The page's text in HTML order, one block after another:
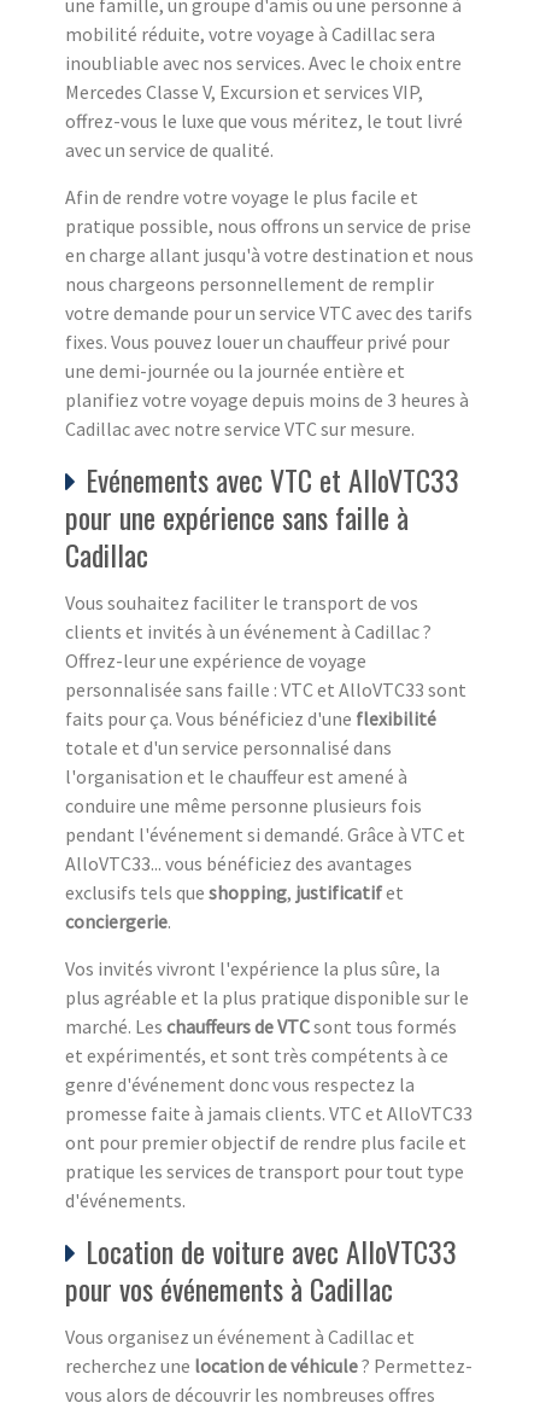
mobilité réduite, votre voyage à Cadillac sera
inoubliable avec nos services. Avec le choix entre
Mercedes Classe V, Excursion et services VIP,
offrez-vous le luxe que vous méritez, le tout livré
avec un service de qualité.
Afin de rendre votre voyage le plus facile et
pratique possible, nous offrons un service de prise
en charge allant jusqu'à votre destination et nous
nous chargeons personnellement de remplir
votre demande pour un service VTC avec des tarifs
fixes. Vous pouvez louer un chauffeur privé pour
une demi-journée ou la journée entière et
planifiez votre voyage depuis moins de 3 heures à
Cadillac avec notre service VTC sur mesure.
Evénements avec VTC et AlloVTC33
pour une expérience sans faille à
Cadillac
Vous souhaitez faciliter le transport de vos
clients et invités à un événement à Cadillac ?
Offrez-leur une expérience de voyage
personnalisée sans faille : VTC et AlloVTC33 sont
faits pour ça. Vous bénéficiez d'une flexibilité
totale et d'un service personnalisé dans
l'organisation et le chauffeur est amené à
conduire une même personne plusieurs fois
pendant l'événement si demandé. Grâce à VTC et
AlloVTC33... vous bénéficiez des avantages
exclusifs tels que shopping, justificatifet
conciergerie.
Vos invités vivront l'expérience la plus sûre, la
plus agréable et la plus pratique disponible sur le
marché. Les chauffeurs de VTCsont tous formés
et expérimentés, et sont très compétents à ce
genre d'événement donc vous respectez la
promesse faite à jamais clients. VTC et AlloVTC33
ont pour premier objectif de rendre plus facile et
pratique les services de transport pour tout type
d'événements.
Location de voiture avec AlloVTC33
pour vos événements à Cadillac
Vous organisez un événement à Cadillac et
recherchez une location de véhicule? Permettez-
vous alors de découvrir les nombreuses offres